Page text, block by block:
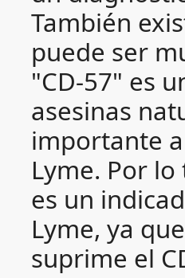
También
puede ser
"CD-57" es
asesinas
importante
Lyme. Por
es un
Lyme, ya
suprime el